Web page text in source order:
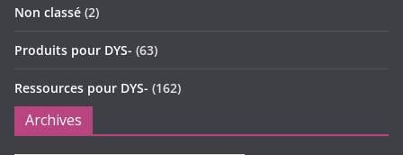
Non classé (2)
Produits pour DYS- (63)
Ressources pour DYS- (162)
Archives